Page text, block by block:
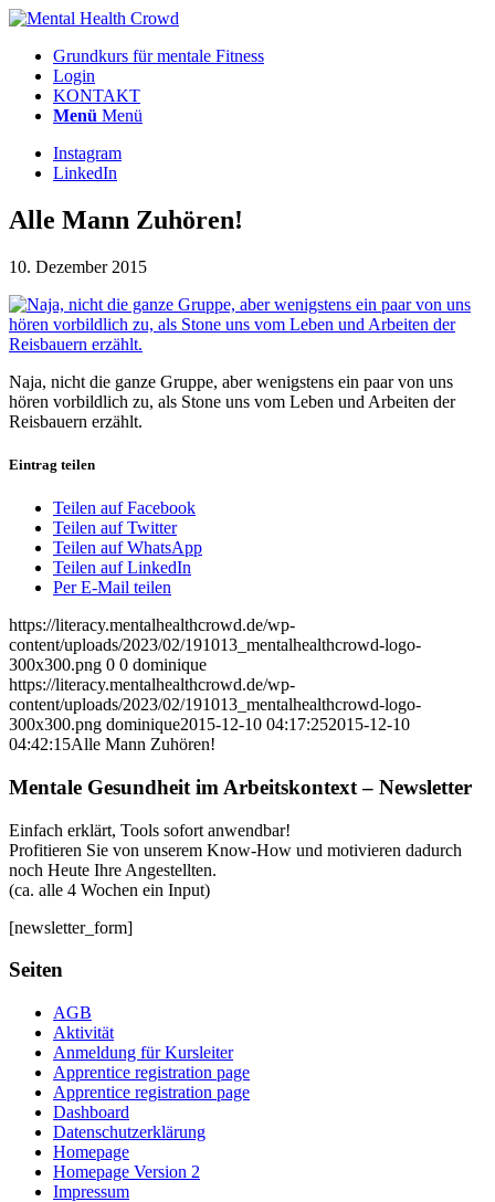
Grundkurs für mentale Fitness
Login
KONTAKT
Menü Menü
Instagram
LinkedIn
Alle Mann Zuhören!
10. Dezember 2015
Naja, nicht die ganze Gruppe, aber wenigstens ein paar von uns
hören vorbildlich zu, als Stone uns vom Leben und Arbeiten der
Reisbauern erzählt.
Eintrag teilen
Teilen auf Facebook
Teilen auf Twitter
Teilen auf WhatsApp
Teilen auf LinkedIn
Per E-Mail teilen
https://literacy.mentalhealthcrowd.de/wp-
content/uploads/2023/02/191013_mentalhealthcrowd-logo-
300x300.png 0 0 dominique
https://literacy.mentalhealthcrowd.de/wp-
content/uploads/2023/02/191013_mentalhealthcrowd-logo-
300x300.png dominique2015-12-10 04:17:252015-12-10
04:42:15Alle Mann Zuhören!
Mentale Gesundheit im Arbeitskontext – Newsletter
Einfach erklärt, Tools sofort anwendbar!
Profitieren Sie von unserem Know-How und motivieren dadurch
noch Heute Ihre Angestellten.
(ca. alle 4 Wochen ein Input)
[newsletter_form]
Seiten
AGB
Aktivität
Anmeldung für Kursleiter
Apprentice registration page
Apprentice registration page
Dashboard
Datenschutzerklärung
Homepage
Homepage Version 2
Impressum